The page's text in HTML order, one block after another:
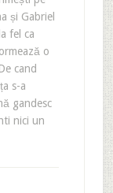
și Gabriel
fel ca
o
cand
s-a
gandesc
nici un